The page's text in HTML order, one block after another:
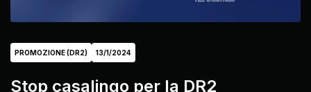
PROMOZIONE (DR2) 13/1/2024
Stop casalingo per la DR2